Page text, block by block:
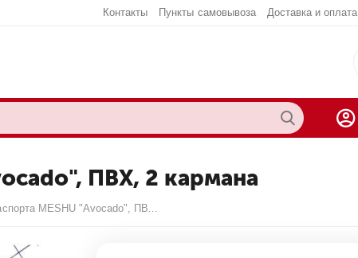
Контакты Пункты самовывоза Доставка и оплата
ПВХ, 2 кармана
Обложка для паспорта MESHU "Avocado", ПВХ, 2 кармана